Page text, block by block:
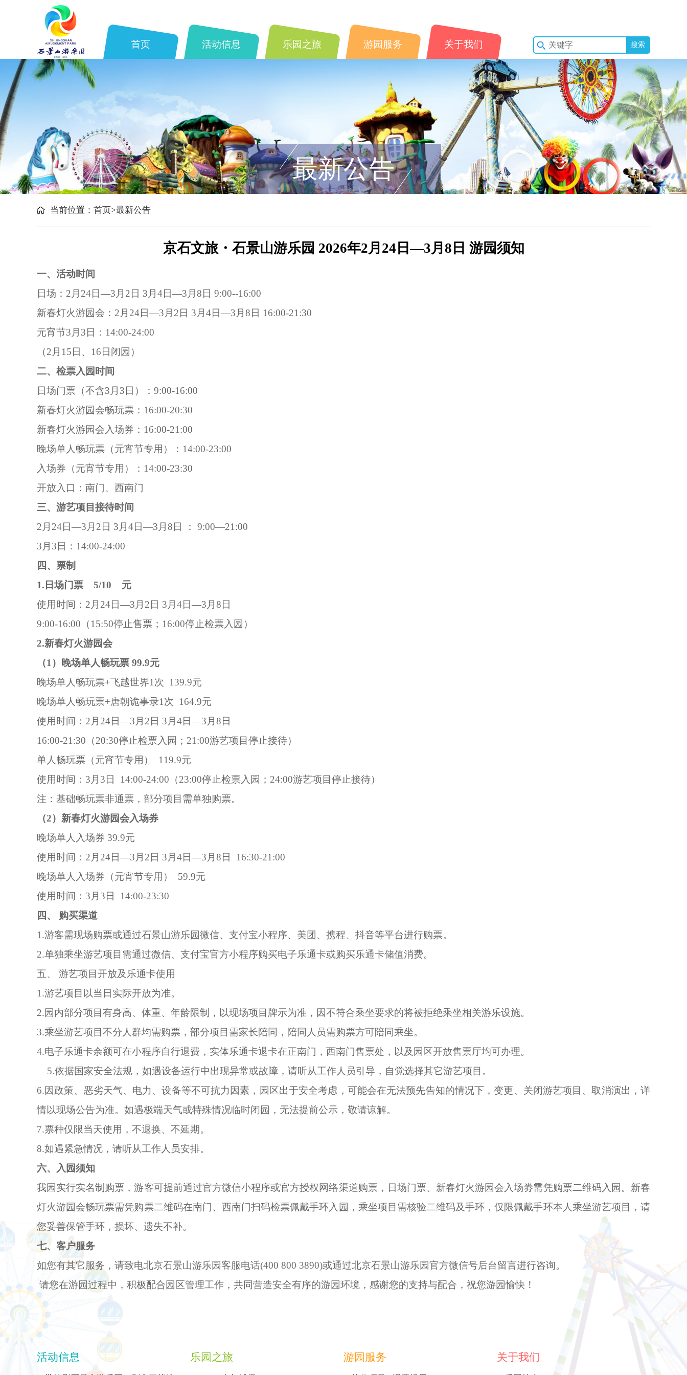
首页 活动信息 乐园之旅 游园服务 关于我们 搜索
最新公告
当前位置： 首页>最新公告
京石文旅・石景山游乐园 2026年2月24日—3月8日 游园须知
一、活动时间
日场：2月24日—3月2日 3月4日—3月8日 9:00--16:00
新春灯火游园会：2月24日—3月2日 3月4日—3月8日 16:00-21:30
元宵节3月3日：14:00-24:00
（2月15日、16日闭园）
二、检票入园时间
日场门票（不含3月3日）：9:00-16:00
新春灯火游园会畅玩票：16:00-20:30
新春灯火游园会入场券：16:00-21:00
晚场单人畅玩票（元宵节专用）：14:00-23:00
入场券（元宵节专用）：14:00-23:30
开放入口：南门、西南门
三、游艺项目接待时间
2月24日—3月2日 3月4日—3月8日 ： 9:00—21:00
3月3日：14:00-24:00
四、票制
1.日场门票 5/10 元
使用时间：2月24日—3月2日 3月4日—3月8日
9:00-16:00（15:50停止售票；16:00停止检票入园）
2.新春灯火游园会
（1）晚场单人畅玩票 99.9元
晚场单人畅玩票+飞越世界1次 139.9元
晚场单人畅玩票+唐朝诡事录1次 164.9元
使用时间：2月24日—3月2日 3月4日—3月8日
16:00-21:30（20:30停止检票入园；21:00游艺项目停止接待）
单人畅玩票（元宵节专用） 119.9元
使用时间：3月3日 14:00-24:00（23:00停止检票入园；24:00游艺项目停止接待）
注：基础畅玩票非通票，部分项目需单独购票。
（2）新春灯火游园会入场券
晚场单人入场券 39.9元
使用时间：2月24日—3月2日 3月4日—3月8日 16:30-21:00
晚场单人入场券（元宵节专用） 59.9元
使用时间：3月3日 14:00-23:30
四、 购买渠道
1.游客需现场购票或通过石景山游乐园微信、支付宝小程序、美团、携程、抖音等平台进行购票。
2.单独乘坐游艺项目需通过微信、支付宝官方小程序购买电子乐通卡或购买乐通卡储值消费。
五、 游艺项目开放及乐通卡使用
1.游艺项目以当日实际开放为准。
2.园内部分项目有身高、体重、年龄限制，以现场项目牌示为准，因不符合乘坐要求的将被拒绝乘坐相关游乐设施。
3.乘坐游艺项目不分人群均需购票，部分项目需家长陪同，陪同人员需购票方可陪同乘坐。
4.电子乐通卡余额可在小程序自行退费，实体乐通卡退卡在正南门，西南门售票处，以及园区开放售票厅均可办理。
5.依据国家安全法规，如遇设备运行中出现异常或故障，请听从工作人员引导，自觉选择其它游艺项目。
6.因政策、恶劣天气、电力、设备等不可抗力因素，园区出于安全考虑，可能会在无法预先告知的情况下，变更、关闭游艺项目、取消演出，详
情以现场公告为准。如遇极端天气或特殊情况临时闭园，无法提前公示，敬请谅解。
7.票种仅限当天使用，不退换、不延期。
8.如遇紧急情况，请听从工作人员安排。
六、入园须知
我园实行实名制购票，游客可提前通过官方微信小程序或官方授权网络渠道购票，日场门票、新春灯火游园会入场劵需凭购票二维码入园。新春
灯火游园会畅玩票需凭购票二维码在南门、西南门扫码检票佩戴手环入园，乘坐项目需核验二维码及手环，仅限佩戴手环本人乘坐游艺项目，请
您妥善保管手环，损坏、遗失不补。
七、客户服务
如您有其它服务，请致电北京石景山游乐园客服电话(400 800 3890)或通过北京石景山游乐园官方微信号后台留言进行咨询。
请您在游园过程中，积极配合园区管理工作，共同营造安全有序的游园环境，感谢您的支持与配合，祝您游园愉快！
活动信息 乐园之旅 游园服务 关于我们